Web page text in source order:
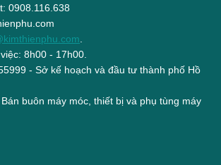
0908.116.638
8h00 - 17h00.
- Sở kế hoạch và đầu tư thành phố Hồ
buôn máy móc, thiết bị và phụ tùng máy